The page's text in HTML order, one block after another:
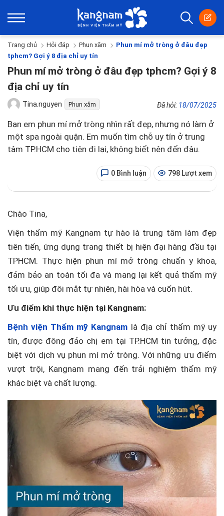
Trang chủ Hỏi đáp Phun xăm
Phun mí mở tròng ở đâu đẹp
tphcm? Gợi ý 8 địa chỉ uy tín
Phun mí mở tròng ở đâu đẹp tphcm? Gợi ý 8
địa chỉ uy tín
Tina.nguyen Phun xăm Đã hỏi: 18/07/2025
Bạn em phun mí mở tròng nhìn rất đẹp, nhưng nó làm ở
một spa ngoài quận. Em muốn tìm chỗ uy tín ở trung
tâm TP.HCM cho tiện đi lại, không biết nên đến đâu.
0 Bình luận 798 Lượt xem
Chào Tina,
Viện thẩm mỹ Kangnam tự hào là trung tâm làm đẹp
tiên tiến, ứng dụng trang thiết bị hiện đại hàng đầu tại
TPHCM. Thực hiện phun mí mở tròng chuẩn y khoa,
đảm bảo an toàn tối đa và mang lại kết quả thẩm mỹ
tối ưu, giúp đôi mắt tự nhiên, hài hòa và cuốn hút.
Ưu điểm khi thực hiện tại Kangnam:
Bệnh viện Thẩm mỹ Kangnam là địa chỉ thẩm mỹ uy
tín, được đông đảo chị em tại TP.HCM tin tưởng, đặc
biệt với dịch vụ phun mí mở tròng. Với những ưu điểm
vượt trội, Kangnam mang đến trải nghiệm thẩm mỹ
khác biệt và chất lượng.